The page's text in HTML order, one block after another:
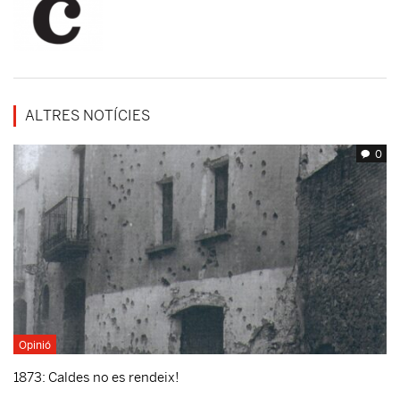
ALTRES NOTÍCIES
0
Opinió
1873: Caldes no es rendeix!